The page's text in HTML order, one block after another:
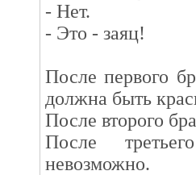
- Нет.
- Это - заяц!
После первого
должна быть
После второго
После
невозможно.